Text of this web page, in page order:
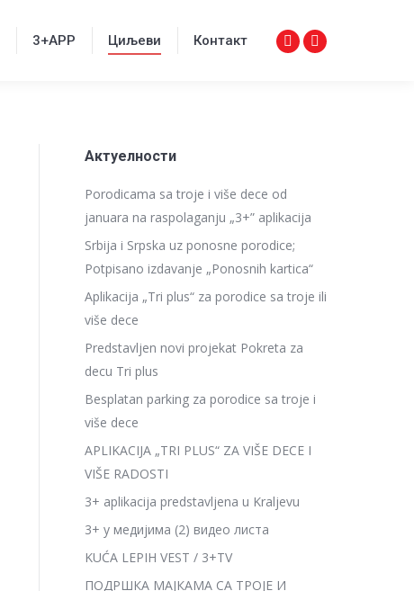
3+APP Циљеви Контакт
FacebookInstagram
Актуелности
Porodicama sa troje i više dece od
januara na raspolaganju „3+” aplikacija
Srbija i Srpska uz ponosne porodice;
Potpisano izdavanje „Ponosnih kartica“
Aplikacija „Tri plus“ za porodice sa troje ili
više dece
Predstavljen novi projekat Pokreta za
decu Tri plus
Besplatan parking za porodice sa troje i
više dece
APLIKACIJA „TRI PLUS“ ZA VIŠE DECE I
VIŠE RADOSTI
3+ aplikacija predstavljena u Kraljevu
3+ у медијима (2) видео листа
KUĆA LEPIH VEST / 3+TV
ПОДРШКА МАЈКАМА СА ТРОЈЕ И
FacebookInstagram